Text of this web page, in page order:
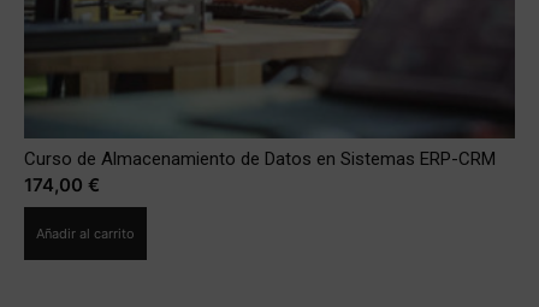
Curso de Almacenamiento de Datos en Sistemas ERP-CRM
174,00 €
Añadir al carrito